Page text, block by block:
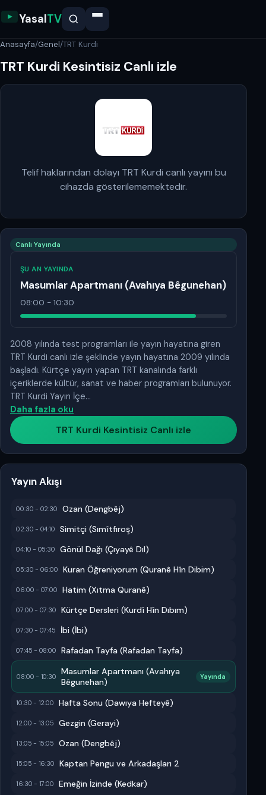
YasalTV
Anasayfa/Genel/TRT Kurdi
TRT Kurdi Kesintisiz Canlı izle
Telif haklarından dolayı TRT Kurdi canlı yayını bu
cihazda gösterilememektedir.
Canlı Yayında
ŞU AN YAYINDA
Masumlar Apartmanı (Avahıya Bêgunehan)
08:00 - 10:30
2008 yılında test programları ile yayın hayatına giren
TRT Kurdi canlı izle şeklinde yayın hayatına 2009 yılında
başladı. Kürtçe yayın yapan TRT kanalında farklı
içeriklerde kültür, sanat ve haber programları bulunuyor.
TRT Kurdi Yayın İçe…
Daha fazla oku
TRT Kurdi Kesintisiz Canlı izle
Yayın Akışı
00:30 - 02:30 Ozan (Dengbêj)
02:30 - 04:10 Simitçi (Sımîtfıroş)
04:10 - 05:30 Gönül Dağı (Çıyayê Dıl)
05:30 - 06:00 Kuran Öğreniyorum (Quranê Hîn Dibim)
06:00 - 07:00 Hatim (Xıtma Quranê)
07:00 - 07:30 Kürtçe Dersleri (Kurdî Hîn Dıbım)
07:30 - 07:45 İbi (İbi)
07:45 - 08:00 Rafadan Tayfa (Rafadan Tayfa)
08:00 - 10:30
Masumlar Apartmanı (Avahıya
Bêgunehan)
Yayında
10:30 - 12:00 Hafta Sonu (Dawıya Hefteyê)
12:00 - 13:05 Gezgin (Gerayi)
13:05 - 15:05 Ozan (Dengbêj)
15:05 - 16:30 Kaptan Pengu ve Arkadaşları 2
16:30 - 17:00 Emeğin İzinde (Kedkar)